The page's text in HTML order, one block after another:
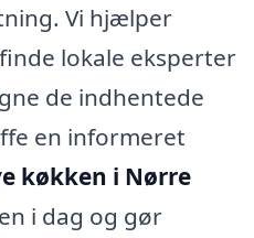
Vi hjælper
lokale eksperter
de indhentede
en informeret
køkken i Nørre
i dag og gør